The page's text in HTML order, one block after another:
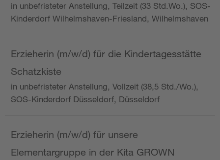
in unbefristeter Anstellung, Teilzeit (33 Std.Wo.), SOS-
Kinderdorf Wilhelmshaven-Friesland, Wilhelmshaven
Erzieherin (m/w/d) für die Kindertagesstätte
Schatzkiste
in unbefristeter Anstellung, Vollzeit (38,5 Std./Wo.),
SOS-Kinderdorf Düsseldorf, Düsseldorf
Erzieherin (m/w/d) für unsere
Elementargruppe in der Kita GROWN